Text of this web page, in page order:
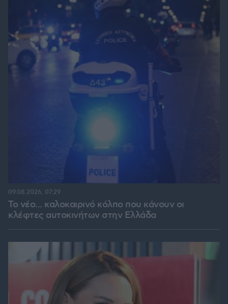
Το νέο... καλοκαιρινό κόλπο που κάνουν οι
κλέφτες αυτοκινήτων στην Ελλάδα
09.08.2026, 07:29